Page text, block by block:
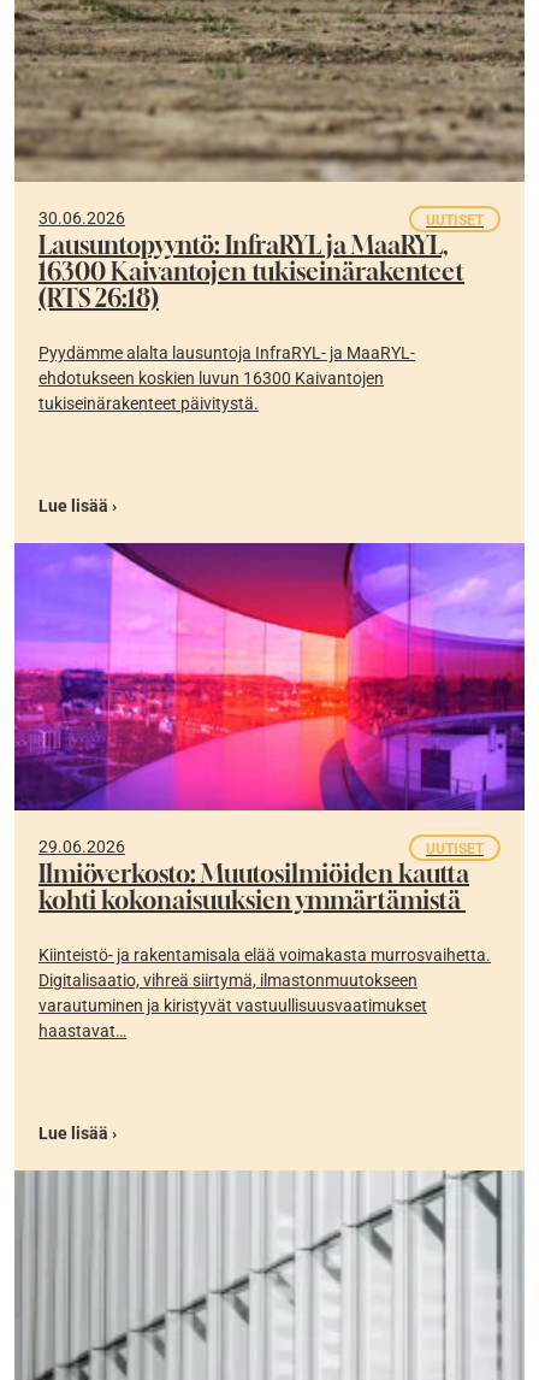
30.06.2026 UUTISET
Lausuntopyyntö: InfraRYL ja MaaRYL,
16300 Kaivantojen tukiseinärakenteet
(RTS 26:18)
Pyydämme alalta lausuntoja InfraRYL- ja MaaRYL-
ehdotukseen koskien luvun 16300 Kaivantojen
tukiseinärakenteet päivitystä.
Lue lisää ›
29.06.2026 UUTISET
Ilmiöverkosto: Muutosilmiöiden kautta
kohti kokonaisuuksien ymmärtämistä
Kiinteistö- ja rakentamisala elää voimakasta murrosvaihetta.
Digitalisaatio, vihreä siirtymä, ilmastonmuutokseen
varautuminen ja kiristyvät vastuullisuusvaatimukset
haastavat…
Lue lisää ›